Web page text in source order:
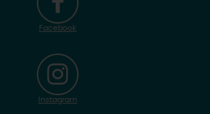
Facebook
Instagram